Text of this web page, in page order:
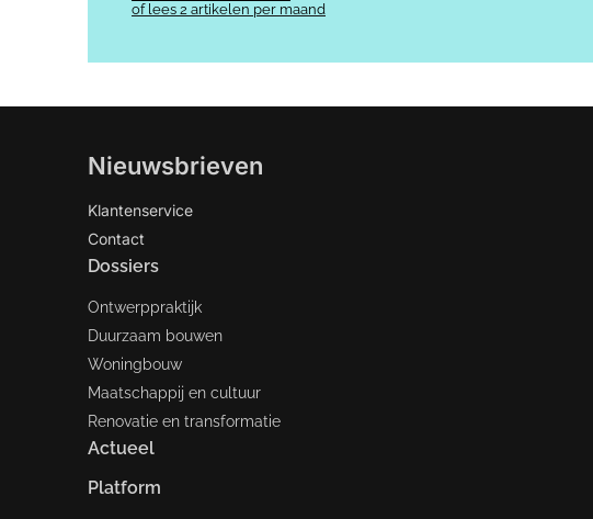
of lees 2 artikelen per maand
Nieuwsbrieven
Klantenservice
Contact
Dossiers
Ontwerppraktijk
Duurzaam bouwen
Woningbouw
Maatschappij en cultuur
Renovatie en transformatie
Actueel
Platform